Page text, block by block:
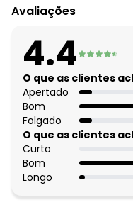
O preço apresentado
algum dia do mês,
julho/2026
junho/2026
maio/2026
abril/2026
março/2026
fevereiro/2026
Avaliações
4.4
O que as clientes
Apertado
Bom
Folgado
O que as clientes
Curto
Bom
Longo